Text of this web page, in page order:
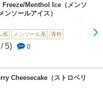
Menthol Ice（メンソ
ンソールアイス）
系
メンソール系 香料
5) 0
Cheesecake（ストロベリ